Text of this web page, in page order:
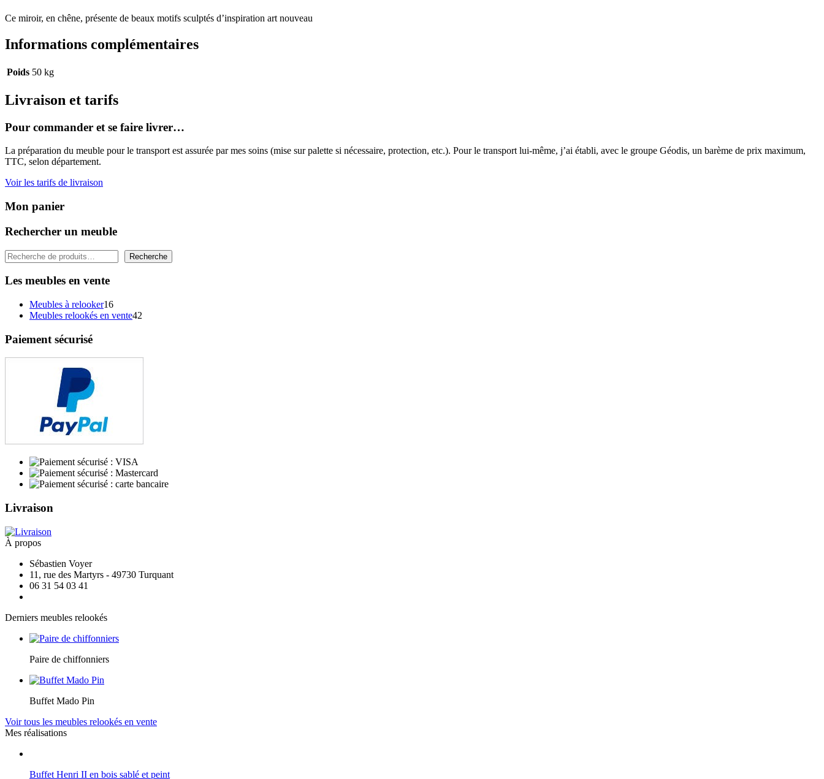
Ce miroir, en chêne, présente de beaux motifs sculptés d’inspiration art nouveau
Informations complémentaires
Poids 50 kg
Livraison et tarifs
Pour commander et se faire livrer…
La préparation du meuble pour le transport est assurée par mes soins (mise sur palette si nécessaire, protection, etc.). Pour le transport lui-même, j’ai établi, avec le groupe Géodis, un barème de prix maximum,
TTC, selon département.
Voir les tarifs de livraison
Mon panier
Rechercher un meuble
Rechercher Recherche
Les meubles en vente
Meubles à relooker1616
produits
Meubles relookés en vente42
Paiement sécurisé
Livraison
À propos
Sébastien Voyer
11, rue des Martyrs - 49730 Turquant
06 31 54 03 41
Derniers meubles relookés
Paire de chiffonniers
Buffet Mado Pin
Voir tous les meubles relookés en vente
Mes réalisations
Buffet Henri II en bois sablé et peint